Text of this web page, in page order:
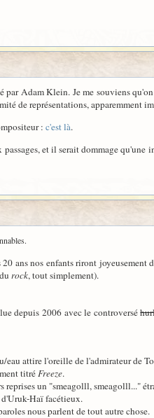
Adam Klein. Je me souviens
de représentations, apparemment
: c'est là.
et il serait dommage qu'une
ans nos enfants riront joyeusement
rock, tout simplement).
depuis 2006 avec le controversé
eau attire l'oreille de l'admirateur de
titréFreeze.
reprises un "smeagolll, smeagolll..."
d'Uruk-Haï facétieux.
nous parlent de tout autre chose.